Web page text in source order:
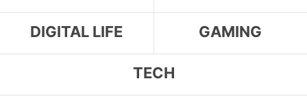
DIGITAL LIFE GAMING
TECH